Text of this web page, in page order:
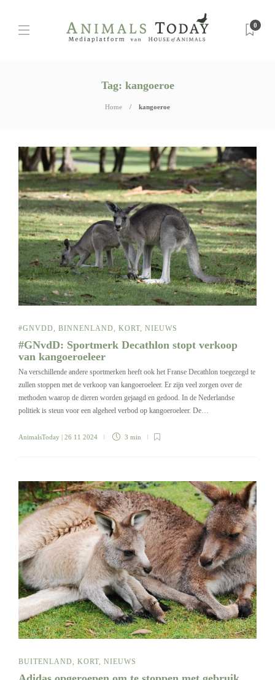
0
Tag: kangoeroe
Home kangoeroe
#GNVDD BINNENLAND KORT NIEUWS
#GNvdD: Sportmerk Decathlon stopt verkoop
van kangoeroeleer
Na verschillende andere sportmerken heeft ook het Franse Decathlon toegezegd te
zullen stoppen met de verkoop van kangoeroeleer. Er zijn veel zorgen over de
methoden waarop de dieren worden gejaagd en gedood. In de Nederlandse
politiek is steun voor een algeheel verbod op kangoeroeleer. De…
AnimalsToday | 26 11 2024 3 min
BUITENLAND, KORT, NIEUWS